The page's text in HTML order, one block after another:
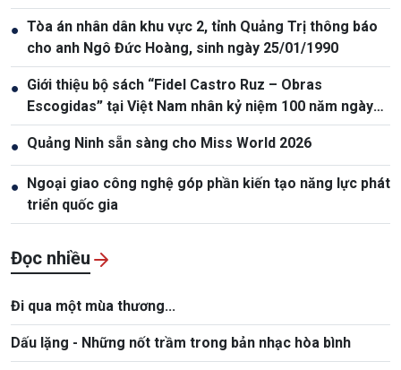
● Tòa án nhân dân khu vực 2, tỉnh Quảng Trị thông báo
cho anh Ngô Đức Hoàng, sinh ngày 25/01/1990
● Giới thiệu bộ sách “Fidel Castro Ruz – Obras
Escogidas” tại Việt Nam nhân kỷ niệm 100 năm ngày
sinh Fidel Castro
● Quảng Ninh sẵn sàng cho Miss World 2026
●
Ngoại giao công nghệ góp phần kiến tạo năng lực phát
triển quốc gia
Đọc nhiều
Đi qua một mùa thương...
Dấu lặng - Những nốt trầm trong bản nhạc hòa bình